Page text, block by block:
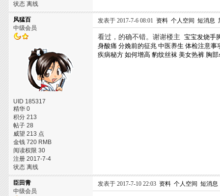
状态 离线
风猛百
中级会员
UID 185317
精华 0
积分 213
帖子 28
威望 213 点
金钱 720 RMB
阅读权限 30
注册 2017-7-4
状态 离线
发表于 2017-7-6 08:01 资料 个人空间 短消息
看过，的确不错。谢谢楼主
宝宝发烧手
身酸痛 分娩前的征兆 中医养生 体检注意事
疾病秘方 如何增高 豹纹丝袜 美女热裤 胸
臣田青
中级会员
发表于 2017-7-10 22:03 资料 个人空间 短消息